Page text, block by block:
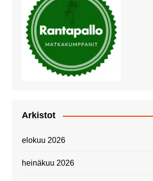
Arkistot
elokuu 2026
heinäkuu 2026